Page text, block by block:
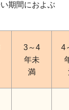
期間におよぶ
3～4
年未
満
4